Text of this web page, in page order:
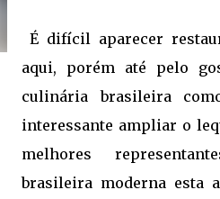
É difícil aparecer
aqui, porém até pelo
culinária brasileira
interessante ampliar o
melhores
brasileira moderna esta